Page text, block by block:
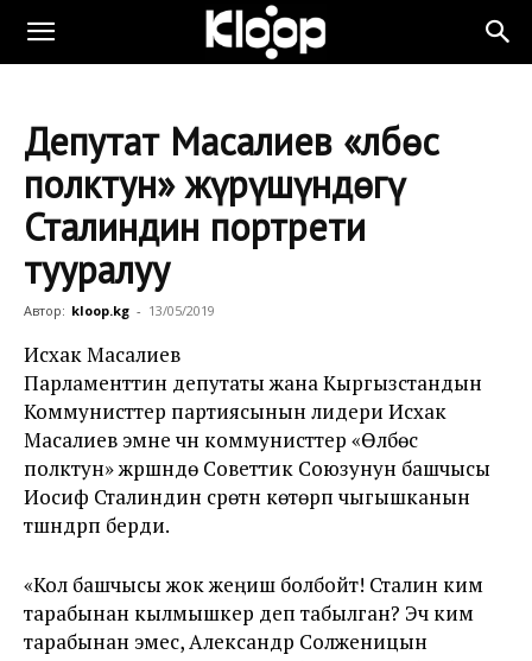
Депутат Масалиев «Өлбөс
полктун» жүрүшүндөгү
Сталиндин портрети
тууралуу
Автор: kloop.kg - 13/05/2019
Исхак Масалиев
Парламенттин депутаты жана Кыргызстандын
Коммунисттер партиясынын лидери Исхак
Масалиев эмне үчүн коммунисттер «Өлбөс
полктун» жүрүшүндө Советтик Союзунун башчысы
Иосиф Сталиндин сүрөтүн көтөрүп чыгышканын
түшүндүрүп берди.
«Кол башчысы жок жеңиш болбойт! Сталин ким
тарабынан кылмышкер деп табылган? Эч ким
тарабынан эмес, Александр Солженицын